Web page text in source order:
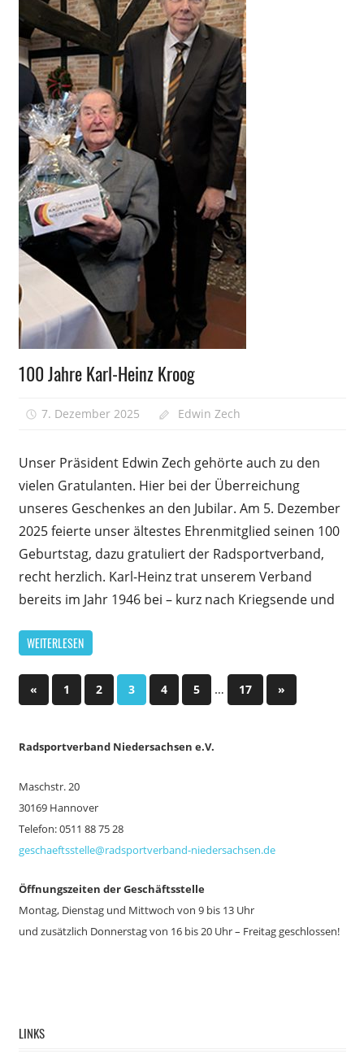
Allgemein
100 Jahre Karl-Heinz Kroog
7. Dezember 2025 Edwin Zech
Jahre
Heinz
Kroog
Unser Präsident Edwin Zech gehörte auch zu den
vielen Gratulanten. Hier bei der Überreichung
unseres Geschenkes an den Jubilar. Am 5. Dezember
2025 feierte unser ältestes Ehrenmitglied seinen 100
Geburtstag, dazu gratuliert der Radsportverband,
recht herzlich. Karl-Heinz trat unserem Verband
bereits im Jahr 1946 bei – kurz nach Kriegsende und
WEITERLESEN
Seitennummerierung
Beiträge
«Vorherige
Beiträge
1 2 3 4 5 … 17
Nächste
Beiträge
»
Radsportverband Niedersachsen e.V.
Maschstr. 20
30169 Hannover
Telefon: 0511 88 75 28
geschaeftsstelle@radsportverband-niedersachsen.de
Öffnungszeiten der Geschäftsstelle
Montag, Dienstag und Mittwoch von 9 bis 13 Uhr
und zusätzlich Donnerstag von 16 bis 20 Uhr – Freitag geschlossen!
LINKS